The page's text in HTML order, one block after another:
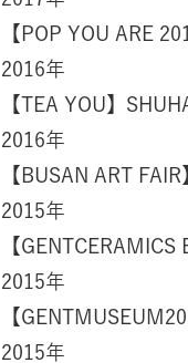
【POP YOU ARE
2016年
【TEA YOU】
2016年
【BUSAN ART
2015年
【
2015年
【
2015年